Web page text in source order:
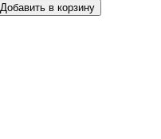
Добавить в корзину